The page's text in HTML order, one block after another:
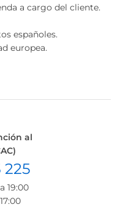
a cargo del cliente.
españoles.
europea.
al
225
19:00